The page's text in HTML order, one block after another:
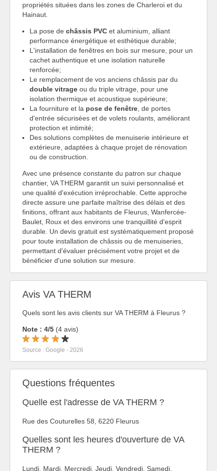
propriétés situées dans les zones de Charleroi et du
Hainaut.
La pose de châssis PVC et aluminium, alliant
performance énergétique et esthétique durable;
L'installation de fenêtres en bois sur mesure, pour un
cachet authentique et une isolation naturelle
renforcée;
Le remplacement de vos anciens châssis par du
double vitrage ou du triple vitrage, pour une
isolation thermique et acoustique supérieure;
La fourniture et la pose de fenêtre , de portes
d'entrée sécurisées et de volets roulants, améliorant
protection et intimité;
Des solutions complètes de menuiserie intérieure et
extérieure, adaptées à chaque projet de rénovation
ou de construction.
Avec une présence constante du patron sur chaque
chantier, VA THERM garantit un suivi personnalisé et
une qualité d'exécution irréprochable. Cette approche
directe assure une parfaite maîtrise des délais et des
finitions, offrant aux habitants de Fleurus, Wanfercée-
Baulet, Roux et des environs une tranquillité d'esprit
durable. Un devis gratuit est systématiquement proposé
pour toute installation de châssis ou de menuiseries,
permettant d'évaluer précisément votre projet et de
bénéficier d'une solution sur mesure.
Avis VA THERM
Quels sont les avis clients sur VA THERM à Fleurus ?
Note : 4/5 (4 avis)
Source : Google - 2026
Questions fréquentes
Quelle est l'adresse de VA THERM ?
Rue des Couturelles 58, 6220 Fleurus
Quelles sont les heures d'ouverture de VA
THERM ?
Lundi, Mardi, Mercredi, Jeudi, Vendredi, Samedi,